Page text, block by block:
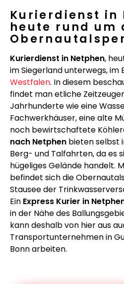
Kurierdienst in
heute rund um
Kurierdienst in Netphen,
im Siegerland unterwegs, im
Westfalen. In diesem
findet man etliche
Jahrhunderte wie eine
Fachwerkhäuser, eine alte
noch bewirtschaftete
nach Netphen bieten selbst
Berg- und Talfahrten, da es
hügeliges Gelände handelt.
befindet sich die
Stausee der
Ein Express Kurier in
in der Nähe des
kann deshalb von hier aus
Transportunternehmen in
Bonn arbeiten.